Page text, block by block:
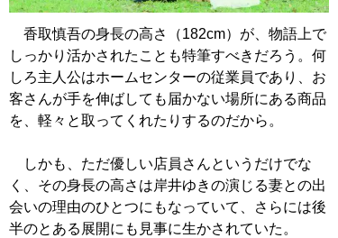
香取慎吾の身長の高さ（182cm）が、物語上で
しっかり活かされたことも特筆すべきだろう。何
しろ主人公はホームセンターの従業員であり、お
客さんが手を伸ばしても届かない場所にある商品
を、軽々と取ってくれたりするのだから。
しかも、ただ優しい店員さんというだけでな
く、その身長の高さは岸井ゆきの演じる妻との出
会いの理由のひとつにもなっていて、さらには後
半のとある展開にも見事に生かされていた。